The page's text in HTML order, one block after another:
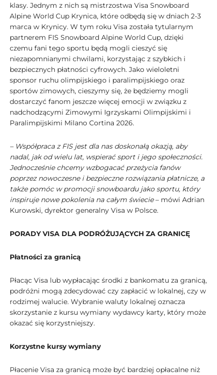
klasy. Jednym z nich są mistrzostwa Visa Snowboard
Alpine World Cup Krynica, które odbędą się w dniach 2-3
marca w Krynicy. W tym roku Visa została tytularnym
partnerem FIS Snowboard Alpine World Cup, dzięki
czemu fani tego sportu będą mogli cieszyć się
niezapomnianymi chwilami, korzystając z szybkich i
bezpiecznych płatności cyfrowych. Jako wieloletni
sponsor ruchu olimpijskiego i paralimpijskiego oraz
sportów zimowych, cieszymy się, że będziemy mogli
dostarczyć fanom jeszcze więcej emocji w związku z
nadchodzącymi Zimowymi Igrzyskami Olimpijskimi i
Paralimpijskimi Milano Cortina 2026.
– Współpraca z FIS jest dla nas doskonałą okazją, aby
nadal, jak od wielu lat, wspierać sport i jego społeczności.
Jednocześnie chcemy wzbogacać przeżycia fanów
poprzez nowoczesne i bezpieczne rozwiązania płatnicze, a
także pomóc w promocji snowboardu jako sportu, który
inspiruje nowe pokolenia na całym świecie– mówi Adrian
Kurowski, dyrektor generalny Visa w Polsce.
PORADY VISA DLA PODRÓŻUJĄCYCH ZA GRANICĘ
Płatności za granicą
Płacąc Visa lub wypłacając środki z bankomatu za granicą,
podróżni mogą zdecydować czy zapłacić w lokalnej, czy w
rodzimej walucie. Wybranie waluty lokalnej oznacza
skorzystanie z kursu wymiany wydawcy karty, który może
okazać się korzystniejszy.
Korzystne kursy wymiany
Płacenie Visa za granicą może być bardziej opłacalne niż